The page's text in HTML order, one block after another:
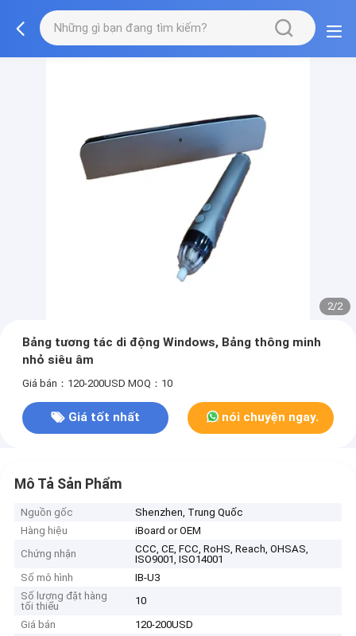
2/2
Bảng tương tác di động Windows, Bảng thông minh
nhỏ siêu âm
Giá bán：120-200USD MOQ：10
Giá tốt nhất nói chuyện ngay.
Mô Tả Sản Phẩm
Nguồn gốc
Shenzhen, Trung Quốc
Hàng hiệu
iBoard or OEM
Chứng nhận
CCC, CE, FCC, RoHS, Reach, OHSAS,
ISO9001, ISO14001
Số mô hình
IB-U3
Số lượng đặt hàng
tối thiểu
10
Giá bán
120-200USD